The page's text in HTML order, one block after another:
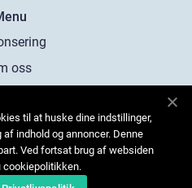
oss
oss
til at huske dine indstillinger,
indhold og annoncer. Denne
Ved fortsat brug af websiden
cookiepolitikken.